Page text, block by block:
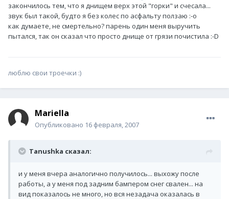
закончилось тем, что я днищем верх этой "горки" и счесала...
звук был такой, будто я без колес по асфальту ползаю :-o
как думаете, не смертельно? парень один меня выручить
пытался, так он сказал что просто днище от грязи почистила :-D
люблю свои троечки :)
Mariella
Опубликовано 16 февраля, 2007
Tanushka сказал:
и у меня вчера аналогично получилось... выхожу после
работы, а у меня под задним бампером снег свален... на
вид показалось не много, но вся незадача оказалась в